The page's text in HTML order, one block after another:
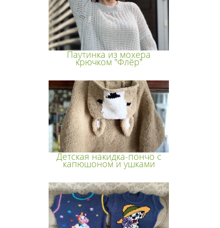
Паутинка из мохера
крючком "Флёр"
Детская накидка-пончо с
капюшоном и ушками